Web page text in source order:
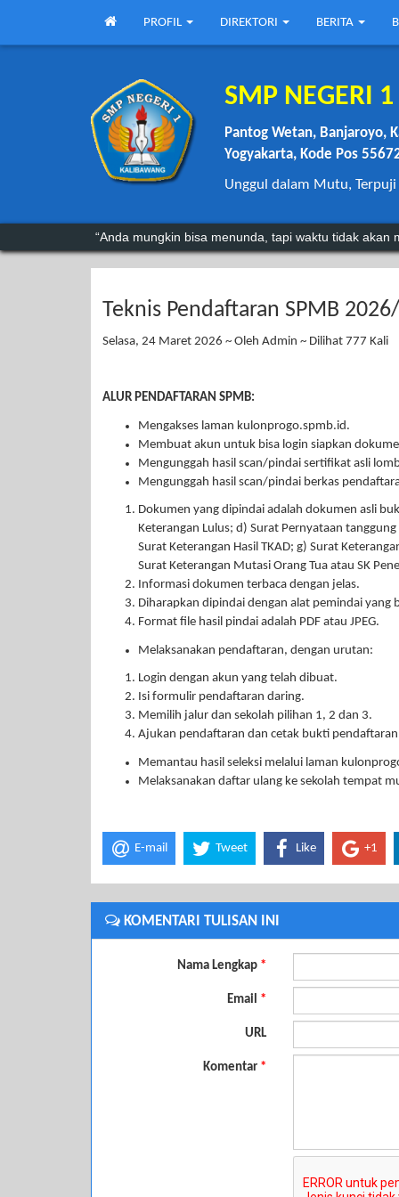
PROFIL DIREKTORI BERITA
SMP NEGERI
Pantog Wetan, Banjaroyo,
Yogyakarta, Kode Pos
Unggul dalam Mutu, Terpuji
"Kegagalan hanyalah batu loncatan menuju
“Anda mungkin bisa menunda, tapi waktu tidak akan
Teknis Pendaftaran SPMB
Selasa, 24 Maret 2026 ~ Oleh Admin ~ Dilihat 777 Kali
ALUR PENDAFTARAN SPMB:
Mengakses laman kulonprogo.spmb.id.
Membuat akun untuk bisa login siapkan
Mengunggah hasil scan/pindai sertifikat asli
Mengunggah hasil scan/pindai berkas
Dokumen yang dipindai adalah dokumen asli
Keterangan Lulus; d) Surat Pernyataan
Surat Keterangan Hasil TKAD; g) Surat
Surat Keterangan Mutasi Orang Tua atau SK
Informasi dokumen terbaca dengan jelas.
Diharapkan dipindai dengan alat pemindai yang
Format file hasil pindai adalah PDF atau JPEG.
Melaksanakan pendaftaran, dengan urutan:
Login dengan akun yang telah dibuat.
Isi formulir pendaftaran daring.
Memilih jalur dan sekolah pilihan 1, 2 dan 3.
Ajukan pendaftaran dan cetak bukti
Memantau hasil seleksi melalui laman
Melaksanakan daftar ulang ke sekolah tempat
E-mail Tweet Like +1
KOMENTARI TULISAN INI
Nama Lengkap *
Email *
URL
Komentar *